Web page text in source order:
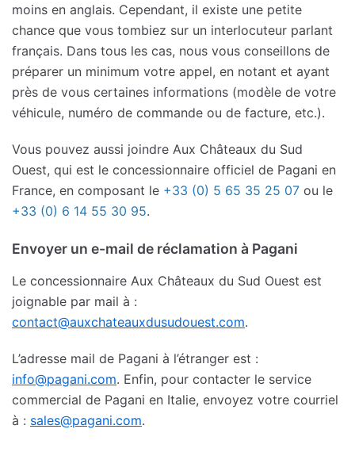
moins en anglais. Cependant, il existe une petite
chance que vous tombiez sur un interlocuteur parlant
français. Dans tous les cas, nous vous conseillons de
préparer un minimum votre appel, en notant et ayant
près de vous certaines informations (modèle de votre
véhicule, numéro de commande ou de facture, etc.).
Vous pouvez aussi joindre Aux Châteaux du Sud
Ouest, qui est le concessionnaire officiel de Pagani en
France, en composant le +33 (0) 5 65 35 25 07 ou le
+33 (0) 6 14 55 30 95.
Envoyer un e-mail de réclamation à Pagani
Le concessionnaire Aux Châteaux du Sud Ouest est
joignable par mail à :
contact@auxchateauxdusudouest.com.
L’adresse mail de Pagani à l’étranger est :
info@pagani.com. Enfin, pour contacter le service
commercial de Pagani en Italie, envoyez votre courriel
à : sales@pagani.com.